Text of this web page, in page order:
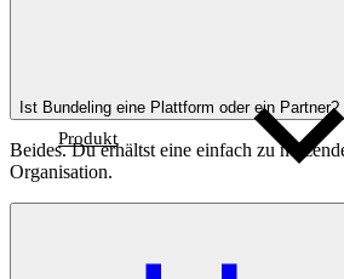
Produkt
Ist Bundeling eine Plattform oder ein Partner?
Beides. Du erhältst eine einfach zu
Organisation.